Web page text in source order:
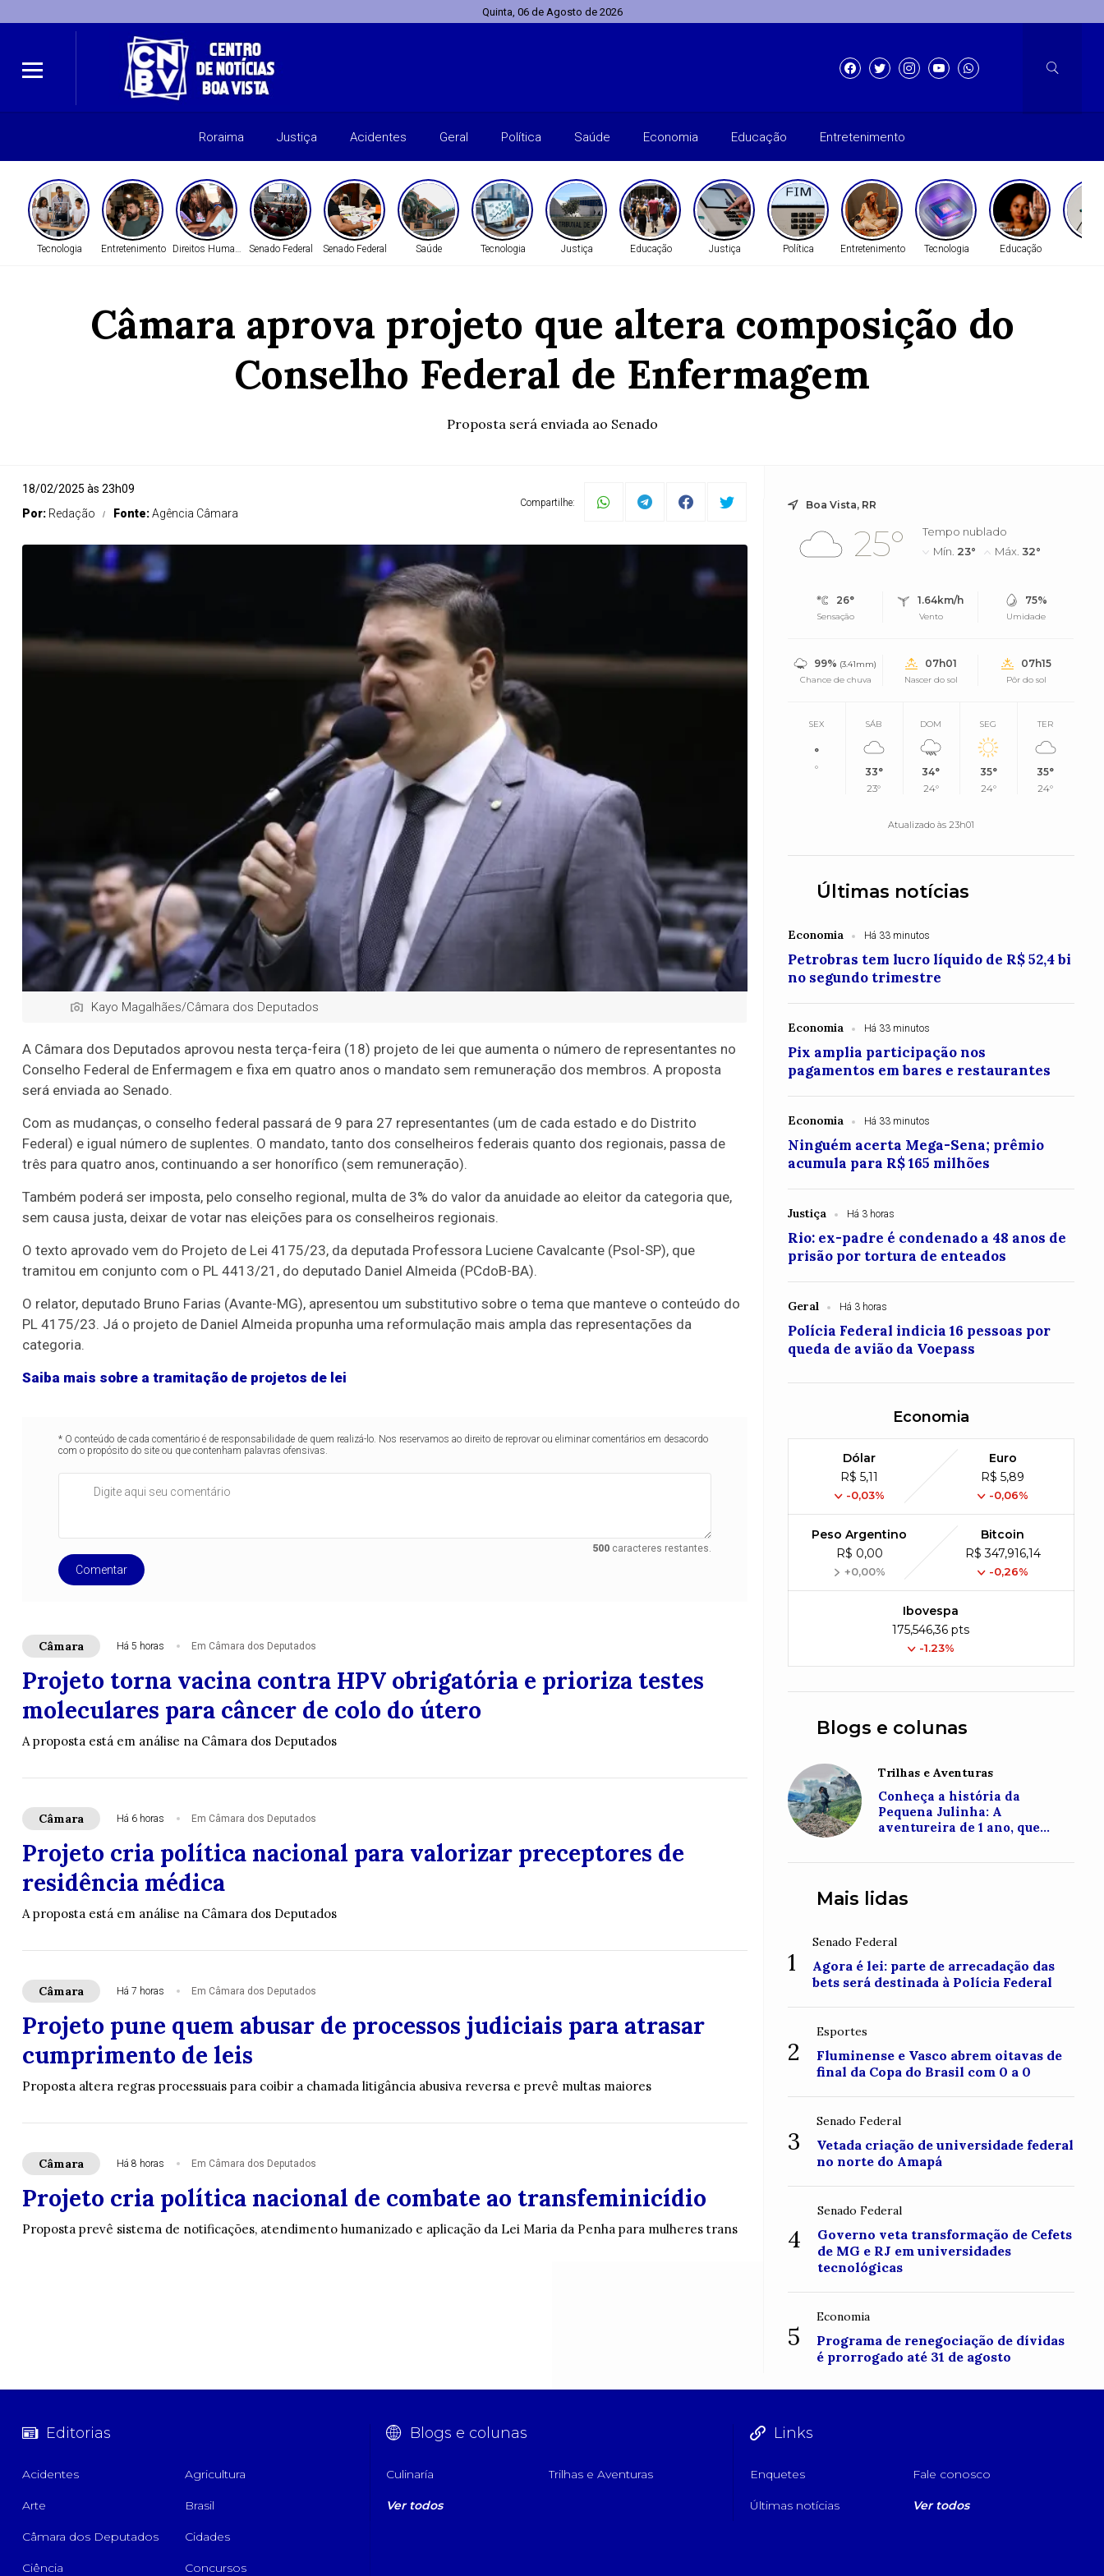
Quinta, 06 de Agosto de 2026
Roraima Justiça Acidentes Geral Política Saúde Economia Educação Entretenimento
Tecnologia Entretenimento Direitos HumanosSenado Federal Senado Federal Saúde Tecnologia Justiça Educação Justiça Política Entretenimento Tecnologia Educação
Câmara aprova projeto que altera composição do
Conselho Federal de Enfermagem
Proposta será enviada ao Senado
18/02/2025 às 23h09
Por: Redação Fonte:Agência Câmara
Compartilhe:
Kayo Magalhães/Câmara dos Deputados
A Câmara dos Deputados aprovou nesta terça-feira (18) projeto de lei que aumenta o número de representantes no
Conselho Federal de Enfermagem e fixa em quatro anos o mandato sem remuneração dos membros. A proposta
será enviada ao Senado.
Com as mudanças, o conselho federal passará de 9 para 27 representantes (um de cada estado e do Distrito
Federal) e igual número de suplentes. O mandato, tanto dos conselheiros federais quanto dos regionais, passa de
três para quatro anos, continuando a ser honorífico (sem remuneração).
Também poderá ser imposta, pelo conselho regional, multa de 3% do valor da anuidade ao eleitor da categoria que,
sem causa justa, deixar de votar nas eleições para os conselheiros regionais.
O texto aprovado vem do Projeto de Lei 4175/23, da deputada Professora Luciene Cavalcante (Psol-SP), que
tramitou em conjunto com o PL 4413/21, do deputado Daniel Almeida (PCdoB-BA).
O relator, deputado Bruno Farias (Avante-MG), apresentou um substitutivo sobre o tema que manteve o conteúdo do
PL 4175/23. Já o projeto de Daniel Almeida propunha uma reformulação mais ampla das representações da
categoria.
Saiba mais sobre a tramitação de projetos de lei
* O conteúdo de cada comentário é de responsabilidade de quem realizá-lo. Nos reservamos ao direito de reprovar ou eliminar comentários em desacordo
com o propósito do site ou que contenham palavras ofensivas.
500caracteres restantes.
Comentar
Câmara Há 5 horas Em Câmara dos Deputados
Projeto torna vacina contra HPV obrigatória e prioriza testes
moleculares para câncer de colo do útero
A proposta está em análise na Câmara dos Deputados
Câmara Há 6 horas Em Câmara dos Deputados
Projeto cria política nacional para valorizar preceptores de
residência médica
A proposta está em análise na Câmara dos Deputados
Câmara Há 7 horas Em Câmara dos Deputados
Projeto pune quem abusar de processos judiciais para atrasar
cumprimento de leis
Proposta altera regras processuais para coibir a chamada litigância abusiva reversa e prevê multas maiores
Câmara Há 8 horas Em Câmara dos Deputados
Projeto cria política nacional de combate ao transfeminicídio
Proposta prevê sistema de notificações, atendimento humanizado e aplicação da Lei Maria da Penha para mulheres trans
Boa Vista, RR
25°
Tempo nublado
Mín. 23° Máx.32°
26°
Sensação
1.64km/h
Vento
75%
Umidade
99% (3.41mm)
Chance de chuva
07h01
Nascer do sol
07h15
Pôr do sol
SEX
°
°
SÁB
33°
23°
DOM
34°
24°
SEG
35°
24°
TER
35°
24°
Atualizado às 23h01
Últimas notícias
Economia Há 33 minutos
Petrobras tem lucro líquido de R$ 52,4 bi
no segundo trimestre
Economia Há 33 minutos
Pix amplia participação nos
pagamentos em bares e restaurantes
Economia Há 33 minutos
Ninguém acerta Mega-Sena; prêmio
acumula para R$ 165 milhões
Justiça Há 3 horas
Rio: ex-padre é condenado a 48 anos de
prisão por tortura de enteados
Geral Há 3 horas
Polícia Federal indicia 16 pessoas por
queda de avião da Voepass
Economia
Dólar
R$ 5,11
-0,03%
Euro
R$ 5,89
-0,06%
Peso Argentino
R$ 0,00
+0,00%
Bitcoin
R$ 347,916,14
-0,26%
Ibovespa
175,546,36 pts
-1.23%
Blogs e colunas
Trilhas e Aventuras
Conheça a história da
Pequena Julinha: A
aventureira de 1 ano, que
Roraima
Mais lidas
1
Senado Federal
Agora é lei: parte de arrecadação das
bets será destinada à Polícia Federal
2
Esportes
Fluminense e Vasco abrem oitavas de
final da Copa do Brasil com 0 a 0
3
Senado Federal
Vetada criação de universidade federal
no norte do Amapá
4
Senado Federal
Governo veta transformação de Cefets
de MG e RJ em universidades
tecnológicas
5
Economia
Programa de renegociação de dívidas
é prorrogado até 31 de agosto
Editorias
Acidentes Agricultura
Arte Brasil
Câmara dos Deputados Cidades
Ciência Concursos
Blogs e colunas
Culinaría Trilhas e Aventuras
Ver todos
Links
Enquetes Fale conosco
Últimas notícias Ver todos